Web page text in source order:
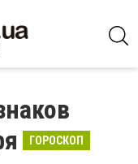
ГОРОСКОП